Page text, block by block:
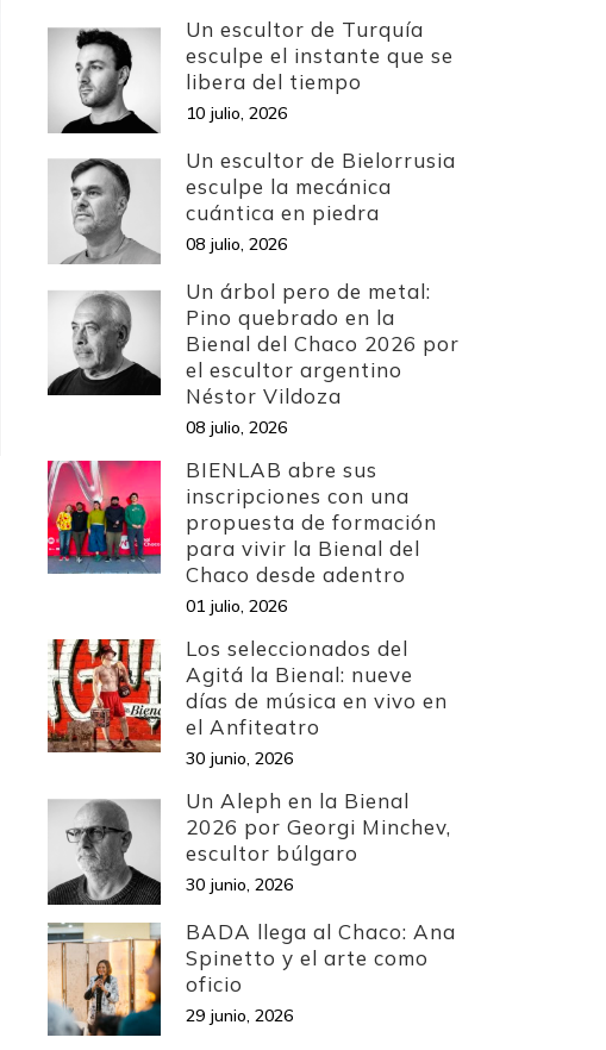
Un escultor de Turquía
esculpe el instante que se
libera del tiempo
10 julio, 2026
Un escultor de Bielorrusia
esculpe la mecánica
cuántica en piedra
08 julio, 2026
Un árbol pero de metal:
Pino quebrado en la
Bienal del Chaco 2026 por
el escultor argentino
Néstor Vildoza
08 julio, 2026
BIENLAB abre sus
inscripciones con una
propuesta de formación
para vivir la Bienal del
Chaco desde adentro
01 julio, 2026
Los seleccionados del
Agitá la Bienal: nueve
días de música en vivo en
el Anfiteatro
30 junio, 2026
Un Aleph en la Bienal
2026 por Georgi Minchev,
escultor búlgaro
30 junio, 2026
BADA llega al Chaco: Ana
Spinetto y el arte como
oficio
29 junio, 2026